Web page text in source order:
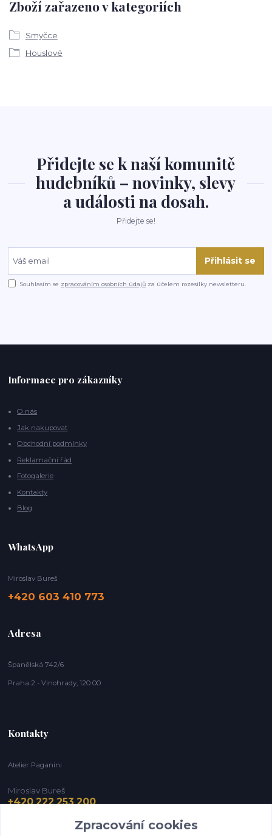
Zboží zařazeno v kategoriích
Smyčce
Houslové
Přidejte se k naší komunitě
hudebníků – novinky, slevy
a události na dosah.
Přidejte se!
Přihlásit se
Souhlasím se zpracováním osobních údajů za účelem rozesílky newsletteru.
Informace pro zákazníky
O nás
Jak nakupovat
Obchodní podmínky
Reklamační řád
Fotogalerie
Kontakty
Blog
WhatsApp
Miroslav Bureš
+420 603 410 773
Adresa
Španělská 742/6
Praha 2 - Vinohrady, 120 00
Kontakty
Atelier Paganini
Miroslav Bureš
+420 222 253 200
info@paganini.czZpracování cookies